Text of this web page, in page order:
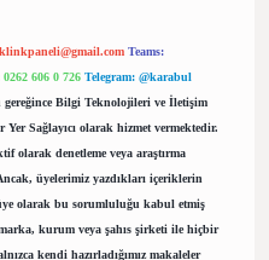
Teams:
606 0 726 Telegram: @karabul
gereğince Bilgi Teknolojileri ve İletişim
Sağlayıcı olarak hizmet vermektedir.
olarak denetleme veya araştırma
üyelerimiz yazdıkları içeriklerin
olarak bu sorumluluğu kabul etmiş
kurum veya şahıs şirketi ile hiçbir
kendi hazırladığımız makaleler